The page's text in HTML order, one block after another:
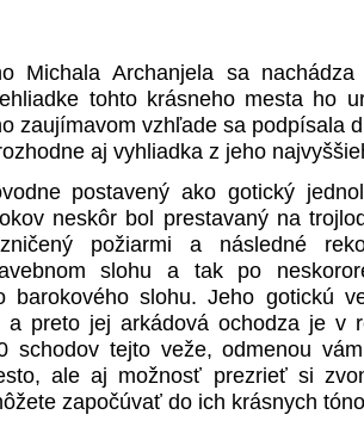
Michala Archanjela sa
tohto krásneho mesta ho
zaujímavom vzhľade sa podpísala
aj vyhliadka z jeho
postavený ako gotický
neskôr bol prestavaný na
požiarmi a následné
slohu a tak po
barokového slohu. Jeho gotickú
a preto jej arkádová ochodza je v
schodov tejto veže, odmenou
ale aj možnosť prezrieť si
započúvať do ich krásnych